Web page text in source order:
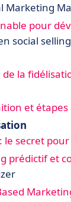
Marketing
pour
social
de la
et
secret
prédictif et
Based